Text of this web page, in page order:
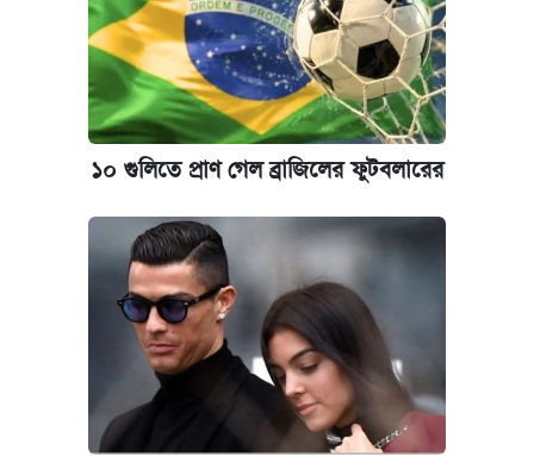
১০ গুলিতে প্রাণ গেল ব্রাজিলের ফুটবলারের